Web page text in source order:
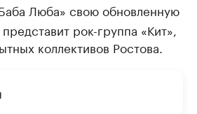
Люба» свою обновленную
рок-группа «Кит»,
коллективов Ростова.